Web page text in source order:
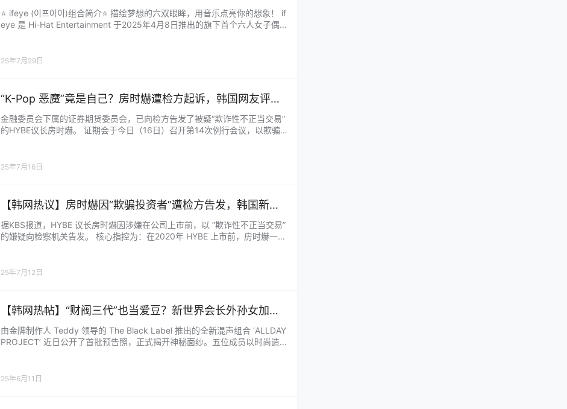
⭐ ifeye (이프아이)组合简介⭐ 描绘梦想的六双眼眸，用音乐点亮你的想象！ if
eye 是 Hi-Hat Entertainment 于2025年4月8日推出的旗下首个六人女子偶
“ifeye” 这个名字是英文短语 “Imagine &…...
25年7月29日
“K-Pop 恶魔”竟是自己？房时爀遭检方起诉，韩国网友评论
区已“炸锅”！
金融委员会下属的证券期货委员会，已向检方告发了被疑“欺诈性不正当交易”
的HYBE议长房时爀。 证期会于今日（16日）召开第14次例行会议，以欺骗
采取了向检方告发·通报的措施。 这是金融当局能够下达的最高级别惩戒，也
25年7月16日
【韩网热议】房时爀因“欺骗投资者”遭检方告发，韩国新
政：“操纵股价就让你倾家荡产”！
据KBS报道，HYBE 议长房时爀因涉嫌在公司上市前，以 “欺诈性不正当交易”
的嫌疑向检察机关告发。 核心指控为：在2020年 HYBE 上市前，房时爀一方
方上市文件中均被隐瞒。 上市后，该私募基金通过出售股份获利，并与房时
25年7月12日
【韩网热帖】“财阀三代”也当爱豆？新世界会长外孙女加入
The Black Label 新混声团 ALLDAY PROJECT 引爆关注！
由金牌制作人 Teddy 领导的 The Black Label 推出的全新混声组合 ‘ALLDAY
PROJECT’ 近日公开了首批预告照，正式揭开神秘面纱。五位成员以时尚造
登上 YouTube 热门。 ‘ALLDAY PROJECT’ 计划于6月23日正式…...
25年6月11日